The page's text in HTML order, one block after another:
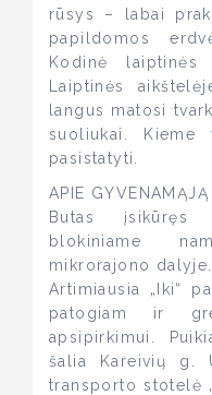
rūsys – labai
papildomos
Kodinė laiptinės
Laiptinės
langus matosi
suoliukai. Kieme
pasistatyti.
APIE
Butas įsikūręs
blokiniame
mikrorajono dalyje.
Artimiausia „Iki“
patogiam ir
apsipirkimui.
šalia Kareivių g.
transporto stotelė